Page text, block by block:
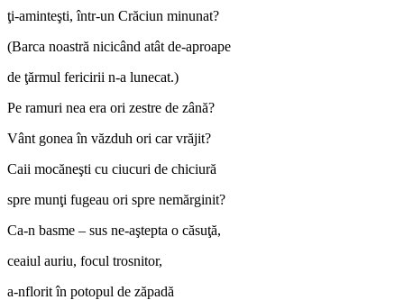
ţi-aminteşti, într-un Crăciun minunat?
(Barca noastră nicicând atât de-aproape
de ţărmul fericirii n-a lunecat.)
Pe ramuri nea era ori zestre de zână?
Vânt gonea în văzduh ori car vrăjit?
Caii mocăneşti cu ciucuri de chiciură
spre munţi fugeau ori spre nemărginit?
Ca-n basme – sus ne-aştepta o căsuţă,
ceaiul auriu, focul trosnitor,
a-nflorit în potopul de zăpadă